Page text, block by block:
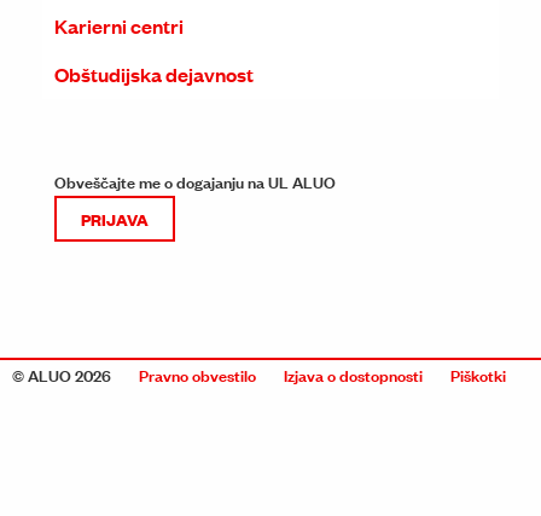
Karierni centri
Obštudijska dejavnost
Obveščajte me o dogajanju na UL ALUO
PRIJAVA
© ALUO 2026 Pravno obvestilo Izjava o dostopnosti Piškotki